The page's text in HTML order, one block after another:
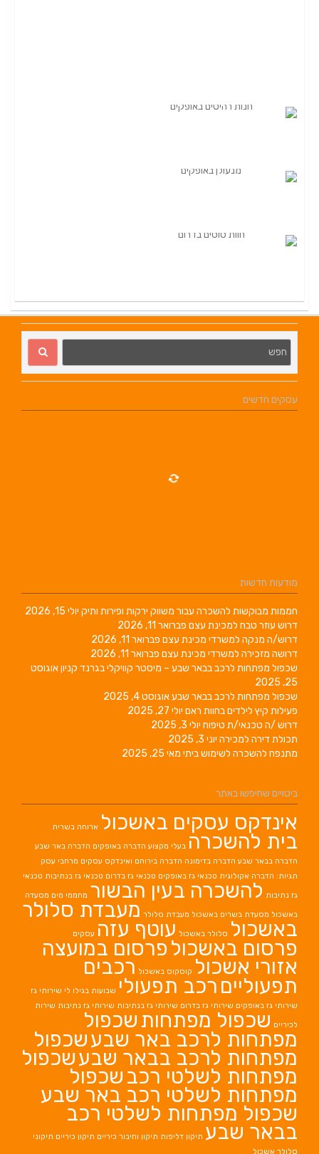
עסקים חדשים
מודעות חדשות
חממות מבוקשות להשכרה עבור משווק ירקות ופירות ותיק יולי 15, 2026
דרוש עוזר טבח למכינת עצם פברואר 11, 2026
דרוש/ה מנקה למשרדי מכינת עצם פברואר 11, 2026
דרושה מזכירה למשרדי מכינת עצם פברואר 11, 2026
שכפול מפתחות לרכב בבאר שבע – מיסטר קוויקלי בגרנד קניוןאוגוסט
25, 2025
שכפול מפתחות לרכב בבאר שבעאוגוסט 4, 2025
פעילות קיץ לילדים בחוות ראם יולי 27, 2025
דרוש /ה טכנאי/ת טיפוח יולי 3, 2025
תכולת דירה למכירה יוני 3, 2025
מתנפח להשכרה לשימוש ביתי מאי 25, 2025
ביטויים שחיפשו באתר
אינדקס עסקים באשכול ארוחה בשרית
בית להשכרה בעלי מקצוע הדברה באופקים הדברה באר שבע
הדברה בבאר שבע הדברה בדימונה הדברה בירוחם ואינדקס עסקים מרחבי עסק
תגיות: הדברה אקולוגית טכנאי גז באופקים טכנאי גז בדרום טכנאי גז בנתיבות טכנאי
גז נתיבות להשכרה בעין הבשור מחממי מים מסעדה
באשכול מסעדת בשרים באשכול מעבדת סלולר מעבדת סלולר
באשכול סלולר באשכול עוטף עזה עסקים
פרסום באשכול פרסום במועצה
אזורי אשכול קוסקוס באשכול רכבים
תפעוליים רכב תפעולי שבועות בגילו לי שירותי גז
שירותי גז באופקים שירותי גז בדרום שירותי גז בנתיבות שירותי גז נתיבות שירות
לכיריים שכפול מפתחות שכפול
מפתחות לרכב באר שבעשכפול
מפתחות לרכב בבאר שבעשכפול
מפתחות לשלטי רכב שכפול
מפתחות לשלטי רכב באר שבע
שכפול מפתחות לשלטי רכב
בבאר שבע תיקון דליפות תיקון וחיבור כיריים תיקון כיריים תיקוני
סלולר אשכול